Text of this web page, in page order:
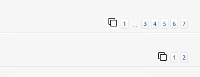
1 3 4 5 6 7
1 2